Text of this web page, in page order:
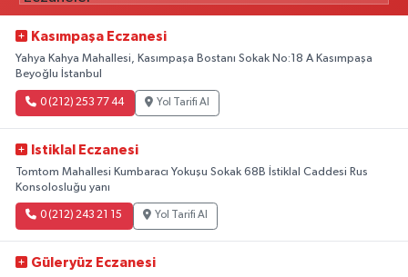
Kasımpaşa Eczanesi
Yahya Kahya Mahallesi, Kasımpaşa Bostanı Sokak No:18 A Kasımpaşa
Beyoğlu İstanbul
0 (212) 253 77 44 Yol Tarifi Al
Istiklal Eczanesi
Tomtom Mahallesi Kumbaracı Yokuşu Sokak 68B İstiklal Caddesi Rus
Konsolosluğu yanı
0 (212) 243 21 15 Yol Tarifi Al
Güleryüz Eczanesi